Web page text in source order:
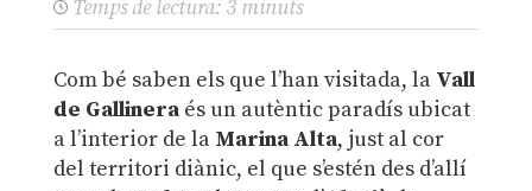
Temps de lectura: 3 minuts
Com bé saben els que l’han visitada, la Vall
de Gallineraés un autèntic paradís ubicat
a l’interior de la Marina Alta, just al cor
del territori diànic, el que s’estén des d’allí